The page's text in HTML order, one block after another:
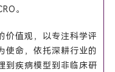
。
价值观，以专注科学评
使命，依托深耕行业的
到疾病模型到非临床研